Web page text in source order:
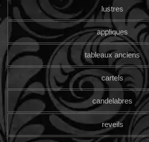
lustres
appliques
tableaux anciens
cartels
candelabres
reveils